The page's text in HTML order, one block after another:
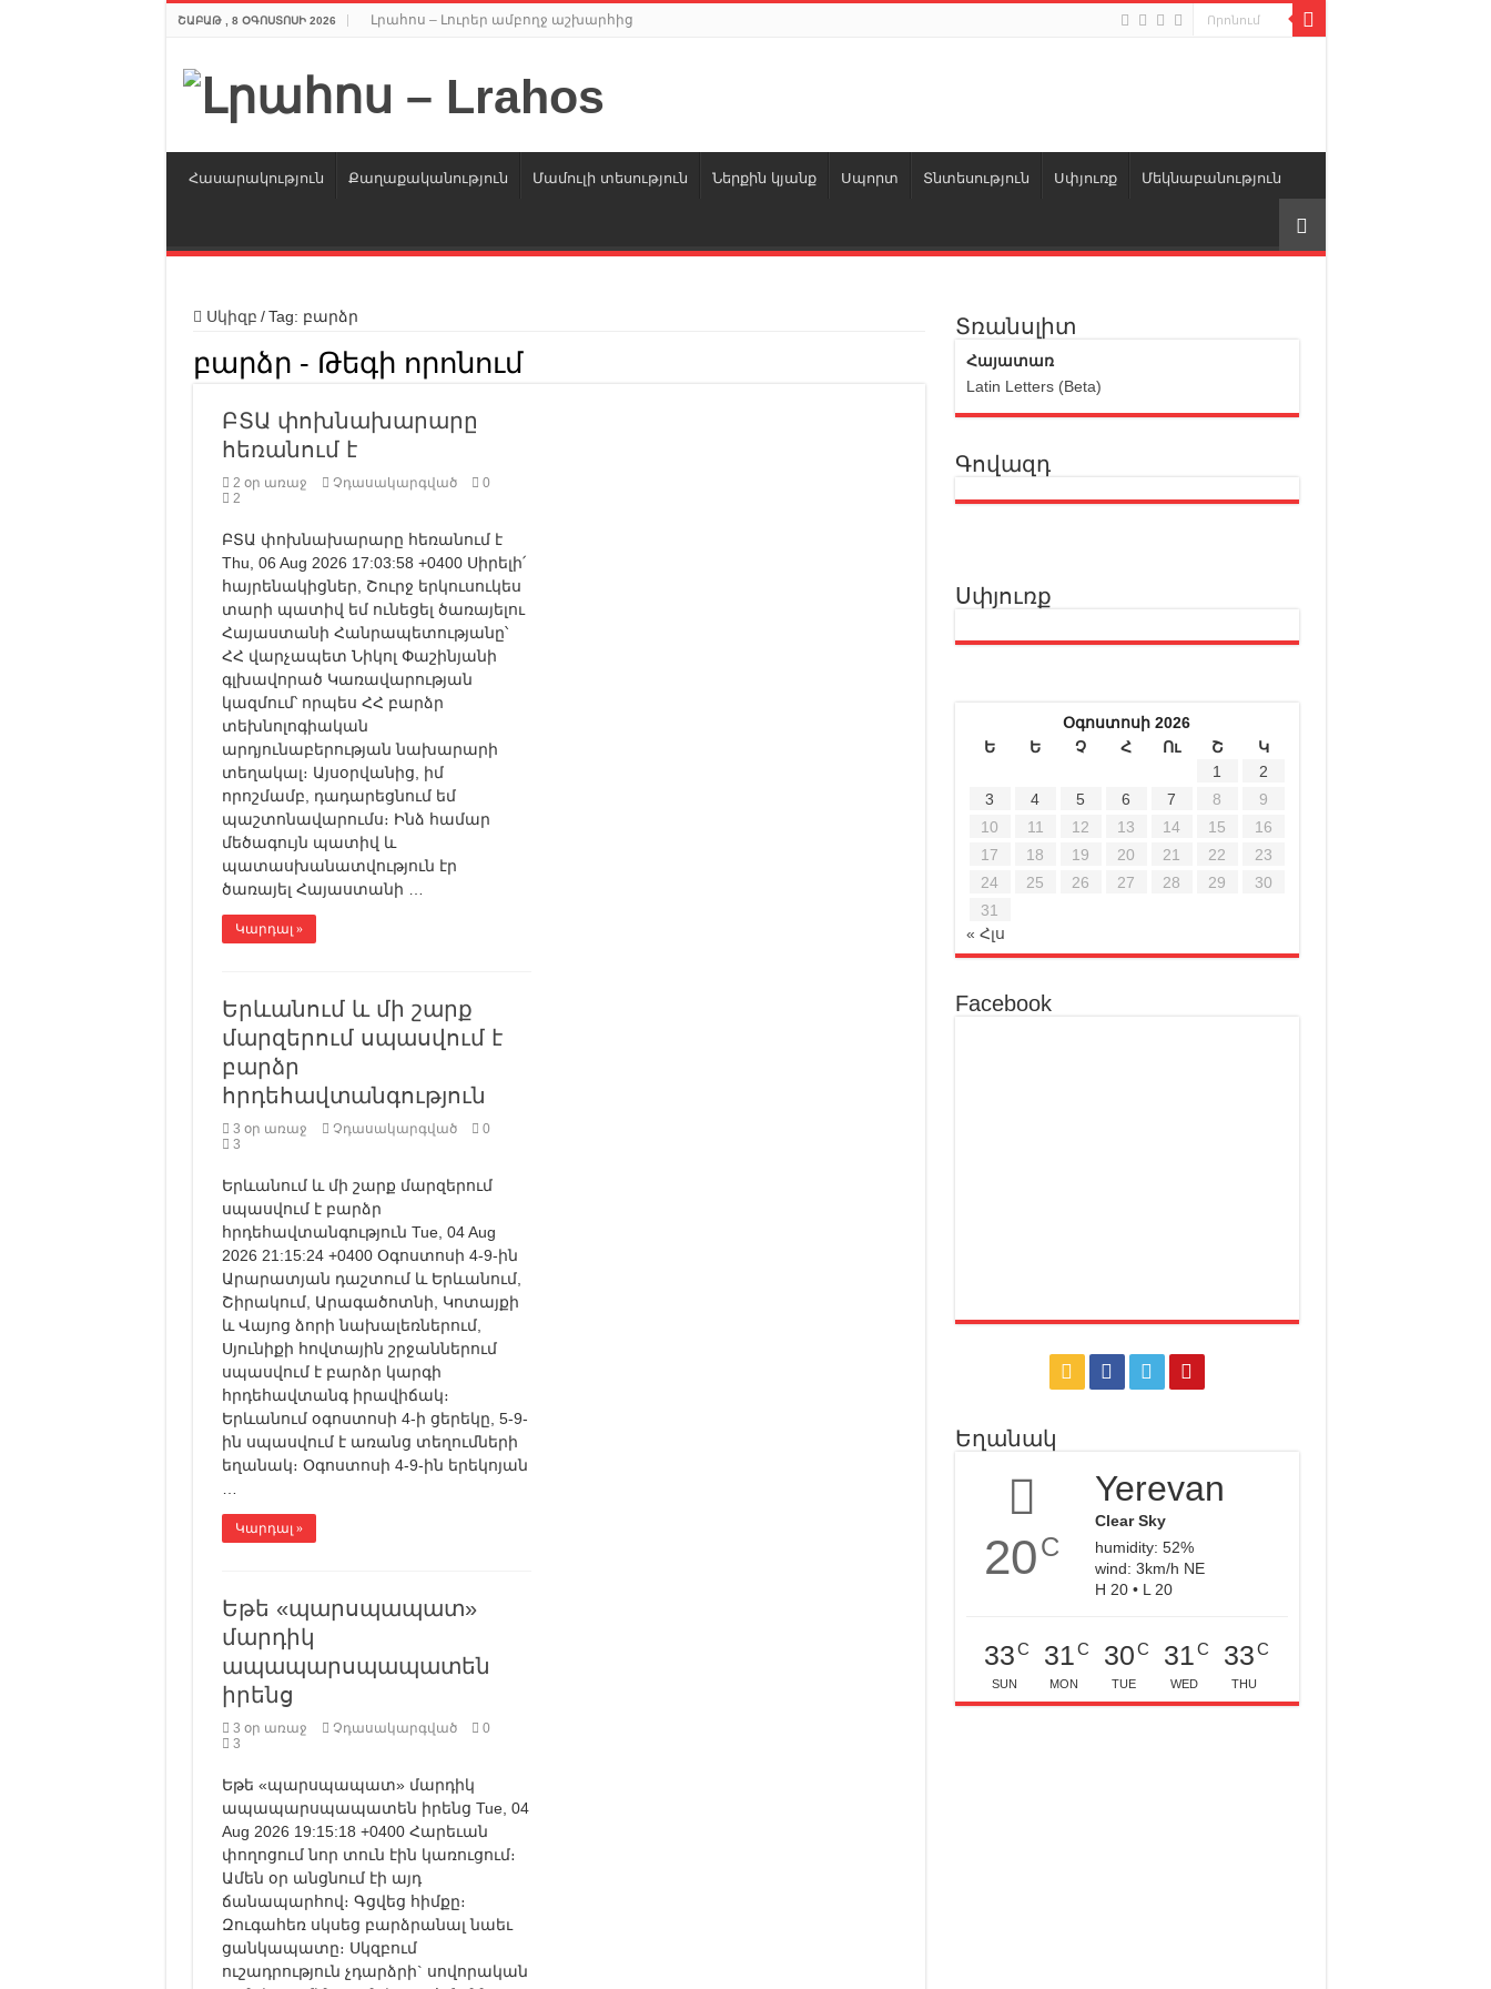
ՇԱԲԱԹ , 8 ՕԳՈՍՏՈՍԻ 2026 Լրահոս – Լուրեր ամբողջ աշխարհից
Հասարակություն Քաղաքականություն Մամուլի տեսություն Ներքին կյանք Սպորտ Տնտեսություն Սփյուռք Մեկնաբանություն
Սկիզբ / Tag: բարձր
բարձր - Թեգի որոնում
ԲՏԱ փոխնախարարը
հեռանում է
2 օր առաջ Չդասակարգված
0
2
ԲՏԱ փոխնախարարը հեռանում է
Thu, 06 Aug 2026 17:03:58 +0400 Սիրելի՛
հայրենակիցներ, Շուրջ երկուսուկես
տարի պատիվ եմ ունեցել ծառայելու
Հայաստանի Հանրապետությանը՝
ՀՀ վարչապետ Նիկոլ Փաշինյանի
գլխավորած Կառավարության
կազմում՝ որպես ՀՀ բարձր
տեխնոլոգիական
արդյունաբերության նախարարի
տեղակալ։ Այսօրվանից, իմ
որոշմամբ, դադարեցնում եմ
պաշտոնավարումս։ Ինձ համար
մեծագույն պատիվ և
պատասխանատվություն էր
ծառայել Հայաստանի …
Կարդալ »
Երևանում և մի շարք
մարզերում սպասվում է
բարձր
հրդեհավտանգություն
3 օր առաջ Չդասակարգված
0
3
Երևանում և մի շարք մարզերում
սպասվում է բարձր
հրդեհավտանգություն Tue, 04 Aug
2026 21:15:24 +0400 Օգոստոսի 4-9-ին
Արարատյան դաշտում և Երևանում,
Շիրակում, Արագածոտնի, Կոտայքի
և Վայոց ձորի նախալեռներում,
Սյունիքի հովտային շրջաններում
սպասվում է բարձր կարգի
հրդեհավտանգ իրավիճակ։
Երևանում օգոստոսի 4-ի ցերեկը, 5-9-
ին սպասվում է առանց տեղումների
եղանակ։ Օգոստոսի 4-9-ին երեկոյան
Կարդալ »
Եթե «պարսպապատ»
մարդիկ
ապապարսպապատեն
իրենց
3 օր առաջ Չդասակարգված
0
3
Եթե «պարսպապատ» մարդիկ
ապապարսպապատեն իրենց Tue, 04
Aug 2026 19:15:18 +0400 Հարեւան
փողոցում նոր տուն էին կառուցում։
Ամեն օր անցնում էի այդ
ճանապարհով։ Գցվեց հիմքը։
Զուգահեռ սկսեց բարձրանալ նաեւ
ցանկապատը։ Սկզբում
ուշադրություն չդարձրի` սովորական
Տռանսլիտ
Հայատառ
Latin Letters (Beta)
Գովազդ
Սփյուռք
Օգոստոսի 2026
Ե
Ե Չ Հ Ու Շ
Կ
1
2
3
4 5 6 7 8
9
10
11 12 13 14 15
16
17
18 19 20 21 22
23
24
25 26 27 28 29
30
31
« Հլս
Facebook
Եղանակ
20C
Yerevan
Clear Sky
humidity: 52%
wind: 3km/h NE
H 20 • L 20
33C
SUN
31C
MON
30C
TUE
31C
WED
33C
THU